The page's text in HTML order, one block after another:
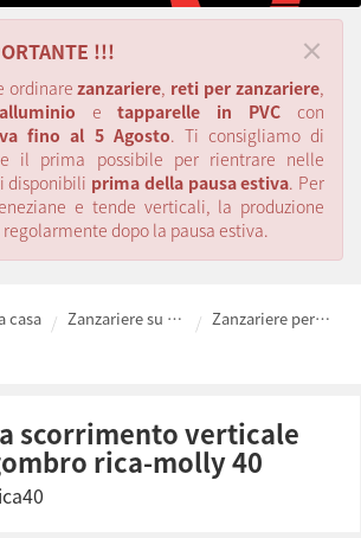
×
!!!
ordinarezanzariere, reti per zanzariere,
etapparelle in PVC con
fino al 5 Agosto. Ti consigliamo di
il prima possibile per rientrare nelle
disponibili prima della pausa estiva. Per
e tende verticali, la produzione
dopo la pausa estiva.
casa Zanzariere su misura economiche - prezzi e preventivi
Zanzariere per finestre a scorrimento verticale
rica-molly 40